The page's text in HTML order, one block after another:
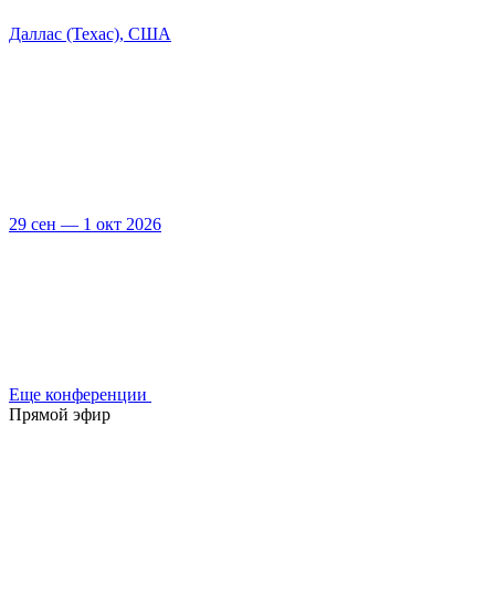
Даллас (Техас), США
29 сен — 1 окт 2026
Еще конференции
Прямой эфир